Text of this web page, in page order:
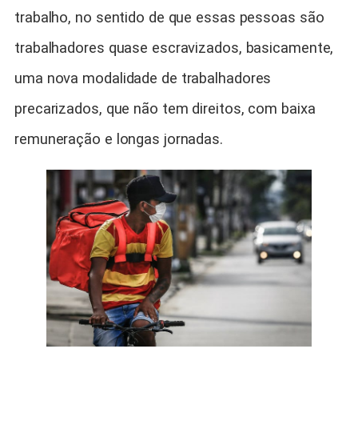
trabalho, no sentido de que essas pessoas são
trabalhadores quase escravizados, basicamente,
uma nova modalidade de trabalhadores
precarizados, que não tem direitos, com baixa
remuneração e longas jornadas.